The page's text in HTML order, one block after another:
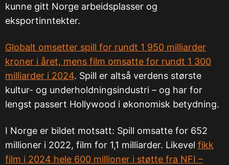
kunne gitt Norge arbeidsplasser og
eksportinntekter.
Globalt omsetter spill for rundt 1 950 milliarder
kroner i året, mens film omsatte for rundt 1 300
milliarder i 2024. Spill er altså verdens største
kultur- og underholdningsindustri – og har for
lengst passert Hollywood i økonomisk betydning.
I Norge er bildet motsatt: Spill omsatte for 652
millioner i 2022, film for 1,1 milliarder. Likevel fikk
film i 2024 hele 600 millioner i støtte fra NFI –